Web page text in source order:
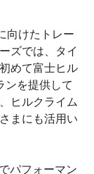
向けたトレー
ズでは、タイ
めて富士ヒル
ンを提供して
ヒルクライム
まにも活用い
パフォーマン